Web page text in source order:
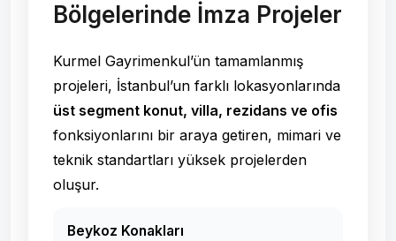
Bölgelerinde İmza Projeler
Kurmel Gayrimenkul’ün tamamlanmış
projeleri, İstanbul’un farklı lokasyonlarında
üst segment konut, villa, rezidans ve ofis
fonksiyonlarını bir araya getiren, mimari ve
teknik standartları yüksek projelerden
oluşur.
Beykoz Konakları